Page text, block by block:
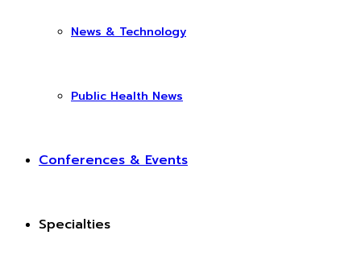
News & Technology
Public Health News
Conferences & Events
Specialties